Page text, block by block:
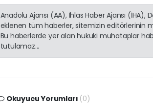
Anadolu Ajansı (AA), İhlas Haber Ajansı
eklenen tüm haberler, sitemizin editörlerinin
Bu haberlerde yer alan hukuki muhataplar
tutulamaz...
Okuyucu Yorumları (0)